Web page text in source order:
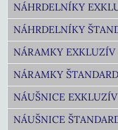
NÁHRDELNÍKY
NÁHRDELNÍKY
NÁRAMKY EXKLUZÍV
NÁRAMKY ŠTANDARD
NÁUŠNICE EXKLUZÍV
NÁUŠNICE